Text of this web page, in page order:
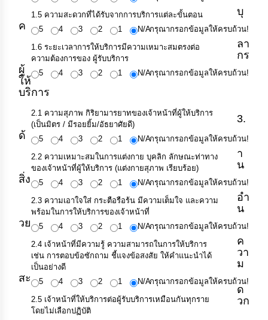
กิจการ
สภา
กิจการ
สภา
ถิ่น
ของ
เรา
การ
จัดการ
ความ
ข้อมูล
การ
ติดต่อ
1.5 ความสะดวกที่ได้รับจากการบริการแต่ละขั้นตอน
5
4 3 2 1 N/Aกรุณากรอกข้อมูลให้ครบถ้วน!
1.6 ระยะเวลาการให้บริการมีความเหมาะสมตรงต่อ
ความต้องการของ ผู้รับบริการ
5
4 3 2 1 N/Aกรุณากรอกข้อมูลให้ครบถ้วน!
บุ
ค
ลา
กร
ผู้
ให้
บริการ
2.1 ความสุภาพ กิริยามารยาทของเจ้าหน้าที่ผู้ให้บริการ
(เป็นมิตร / มีรอยยิ้ม/อัธยาศัยดี)
5
4 3 2 1 N/Aกรุณากรอกข้อมูลให้ครบถ้วน!
2.2 ความเหมาะสมในการแต่งกาย บุคลิก ลักษณะท่าทาง
ของเจ้าหน้าที่ผู้ให้บริการ (แต่งกายสุภาพ เรียบร้อย)
5
4 3 2 1 N/Aกรุณากรอกข้อมูลให้ครบถ้วน!
2.3 ความเอาใจใส่ กระตือรือร้น มีความเต็มใจ และความ
พร้อมในการให้บริการของเจ้าหน้าที่
5
4 3 2 1 N/Aกรุณากรอกข้อมูลให้ครบถ้วน!
2.4 เจ้าหน้าที่มีความรู้ ความสามารถในการให้บริการ
เช่น การตอบข้อซักถาม ชี้แจงข้อสงสัย ให้คำแนะนำได้
เป็นอย่างดี
5
4 3 2 1 N/Aกรุณากรอกข้อมูลให้ครบถ้วน!
2.5 เจ้าหน้าที่ให้บริการต่อผู้รับบริการเหมือนกันทุกราย
โดยไม่เลือกปฏิบัติ
3.
ด้
า
น
สิ่ง
อำ
น
วย
ค
วา
ม
สะ
ด
วก